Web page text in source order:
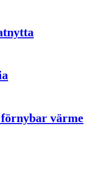
värme